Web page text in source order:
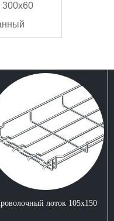
300x60
лоток 105x150